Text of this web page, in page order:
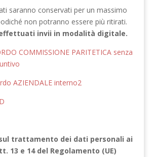
saranno conservati per un massimo
non potranno essere più ritirati.
invii in modalità digitale.
COMMISSIONE PARITETICA senza
AZIENDALE interno2
trattamento dei dati personali ai
13 e 14 del Regolamento (UE)